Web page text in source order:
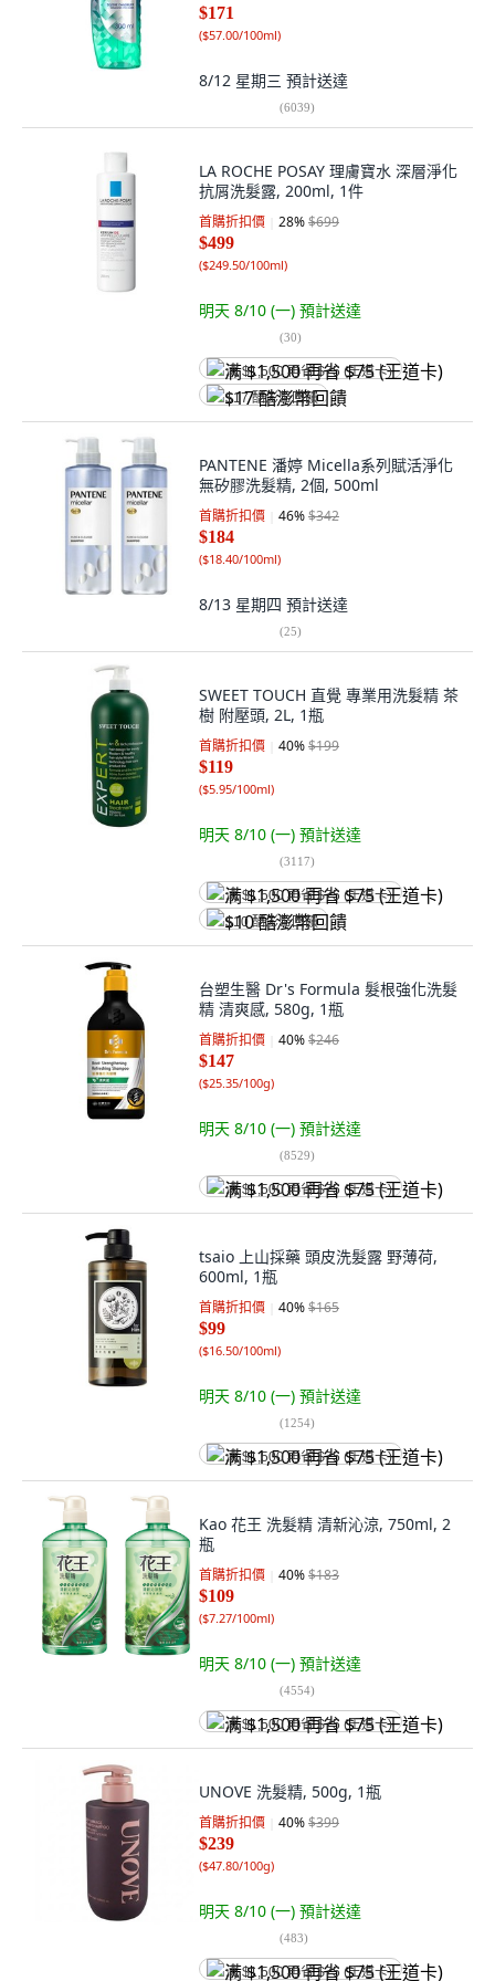
$171
($57.00/100ml)
8/12 星期三 預計送達
(6039)
LA ROCHE POSAY 理膚寶水 深層淨化
抗屑洗髮露, 200ml, 1件
首購折扣價 28%$699
$499
($249.50/100ml)
明天 8/10 (一) 預計送達
(30)
满 $1,500 再省 $75 (王道卡)
$17 酷澎幣回饋
PANTENE 潘婷 Micella系列賦活淨化
無矽膠洗髮精, 2個, 500ml
首購折扣價 46%$342
$184
($18.40/100ml)
8/13 星期四 預計送達
(25)
SWEET TOUCH 直覺 專業用洗髮精 茶
樹 附壓頭, 2L, 1瓶
首購折扣價 40%$199
$119
($5.95/100ml)
明天 8/10 (一) 預計送達
(3117)
满 $1,500 再省 $75 (王道卡)
$10 酷澎幣回饋
台塑生醫 Dr's Formula 髮根強化洗髮
精 清爽感, 580g, 1瓶
首購折扣價 40%$246
$147
($25.35/100g)
明天 8/10 (一) 預計送達
(8529)
满 $1,500 再省 $75 (王道卡)
tsaio 上山採藥 頭皮洗髮露 野薄荷,
600ml, 1瓶
首購折扣價 40%$165
$99
($16.50/100ml)
明天 8/10 (一) 預計送達
(1254)
满 $1,500 再省 $75 (王道卡)
Kao 花王 洗髮精 清新沁涼, 750ml, 2
瓶
首購折扣價 40%$183
$109
($7.27/100ml)
明天 8/10 (一) 預計送達
(4554)
满 $1,500 再省 $75 (王道卡)
UNOVE 洗髮精, 500g, 1瓶
首購折扣價 40%$399
$239
($47.80/100g)
明天 8/10 (一) 預計送達
(483)
满 $1,500 再省 $75 (王道卡)